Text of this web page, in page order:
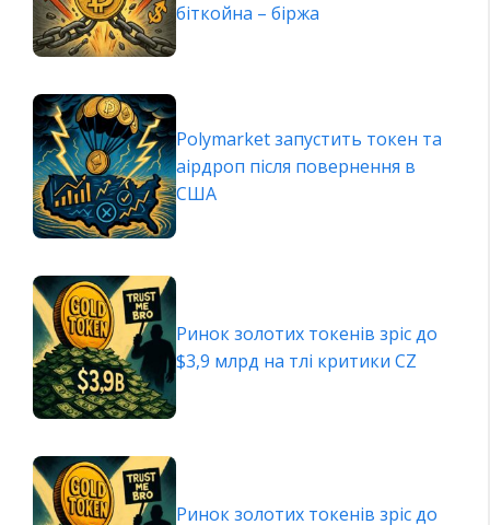
біткойна – біржа
Polymarket запустить токен та
аірдроп після повернення в
США
Ринок золотих токенів зріс до
$3,9 млрд на тлі критики CZ
Ринок золотих токенів зріс до